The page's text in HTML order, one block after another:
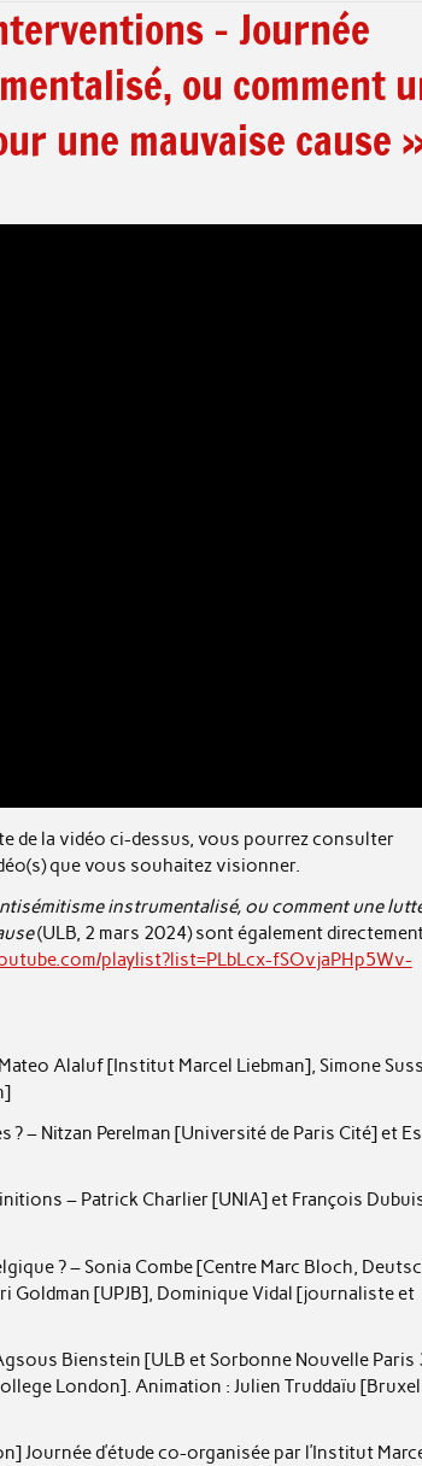
– Journée
ou comment
une mauvaise cause
de la vidéo ci-dessus, vous pourrez consulter
que vous souhaitez visionner.
instrumentalisé, ou comment une
(ULB, 2 mars 2024) sont également
playlist?list=PLbLcx-fSOvjaPHp5Wv-
Alaluf [Institut Marcel Liebman], Simone
– Nitzan Perelman [Université de Paris Cité] et
– Patrick Charlier [UNIA] et François
? – Sonia Combe [Centre Marc Bloch,
[UPJB], Dominique Vidal [journaliste et
Bienstein [ULB et Sorbonne Nouvelle Paris
London]. Animation : Julien Truddaïu
d’étude co-organisée par l’Institut